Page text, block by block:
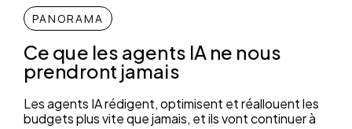
PANORAMA
Ce que les agents IA ne nous
prendront jamais
Les agents IA rédigent, optimisent et réallouent les
budgets plus vite que jamais, et ils vont continuer à